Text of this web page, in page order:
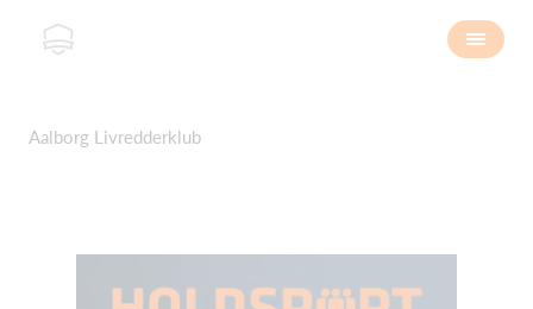
Aalborg Livredderklub